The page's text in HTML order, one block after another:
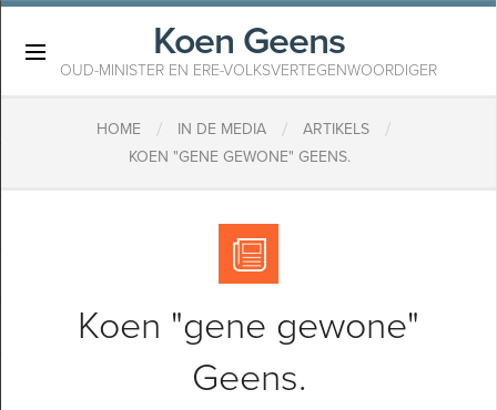
Koen Geens
OUD-MINISTER EN ERE-VOLKSVERTEGENWOORDIGER
HOME / IN DE MEDIA / ARTIKELS /
KOEN "GENE GEWONE" GEENS.
Koen "gene gewone"
Geens.